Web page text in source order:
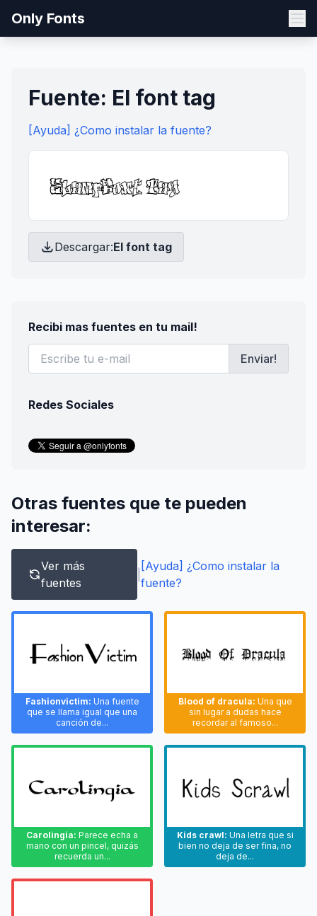
Only Fonts
Fuente: El font tag
[Ayuda] ¿Como instalar la fuente?
Descargar:El font tag
Recibi mas fuentes en tu mail!
Enviar!
Redes Sociales
Otras fuentes que te pueden
interesar:
Ver más
fuentes
[Ayuda] ¿Como instalar la
fuente?
Fashionvictim: Una fuente
que se llama igual que una
canción de...
Blood of dracula: Una que
sin lugar a dudas hace
recordar al famoso...
Carolingia: Parece echa a
mano con un pincel, quizás
recuerda un...
Kids crawl: Una letra que si
bien no deja de ser fina, no
deja de...